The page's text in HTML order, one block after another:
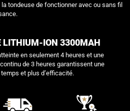
tondeuse de fonctionner avec ou sans fil
LITHIUM-ION 3300MAH
en seulement 4 heures et une
de 3 heures garantissent une
et plus d’efficacité.